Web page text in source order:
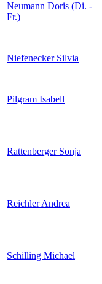
Neumann Doris (Di. -
Fr.)
Niefenecker Silvia
Pilgram Isabell
Rattenberger Sonja
Reichler Andrea
Schilling Michael